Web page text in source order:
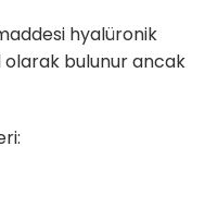
hyalüronik
bulunur ancak